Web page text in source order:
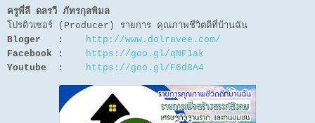
ครูพี่ลี ดลรวี ภัทรกุลพิมล
โปรดิวเซอร์ (Producer) รายการ คุณภาพชีวิตดีที่บ้านฉัน
Bloger :
http://www.dolravee.com/
Facebook :
https://goo.gl/qNF1ak
Youtube :
https://goo.gl/F6d8A4